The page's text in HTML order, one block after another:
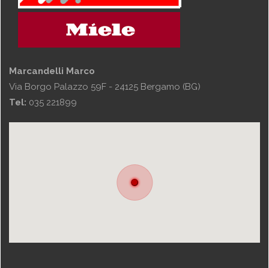
Marcandelli Marco
Via Borgo Palazzo 59F - 24125 Bergamo (BG)
Tel: 035 221899